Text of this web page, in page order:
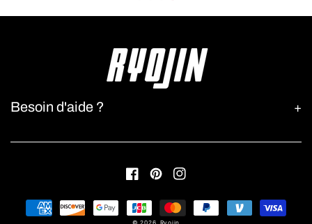
Besoin d'aide ?
FacebookPinterestInstagram
Moyens
© 2026, Ryojin